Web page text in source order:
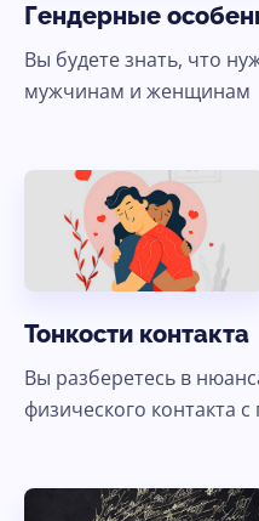
Гендерные
Вы будете знать, что
мужчинам и женщинам
Тонкости контакта
Вы разберетесь в
физического контакта